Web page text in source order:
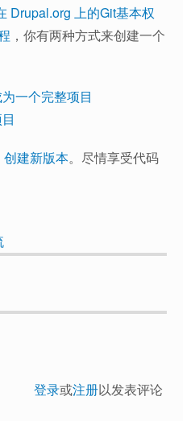
Drupal.org 上的Git基本权
，你有两种方式来创建一个
一个完整项目
创建新版本。尽情享受代码
登录或注册以发表评论